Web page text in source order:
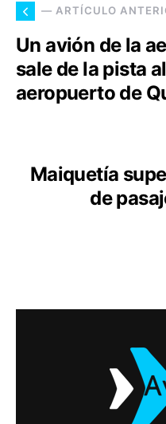
— ARTÍCULO
Un avión de la
sale de la pista
aeropuerto de
Maiquetía
de